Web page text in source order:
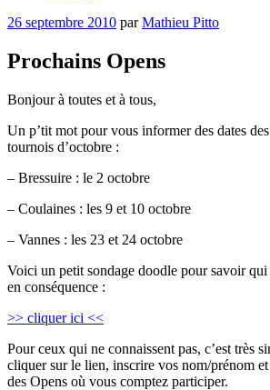
Publié
26 septembre 2010 parMathieu Pitto
Prochains Opens
Bonjour à toutes et à tous,
Un p’tit mot pour vous informer des dates
tournois d’octobre :
– Bressuire : le 2 octobre
– Coulaines : les 9 et 10 octobre
– Vannes : les 23 et 24 octobre
Voici un petit sondage doodle pour savoir qui
en conséquence :
>> cliquer ici <<
Pour ceux qui ne connaissent pas, c’est très
cliquer sur le lien, inscrire vos nom/prénom et
des Opens où vous comptez participer.